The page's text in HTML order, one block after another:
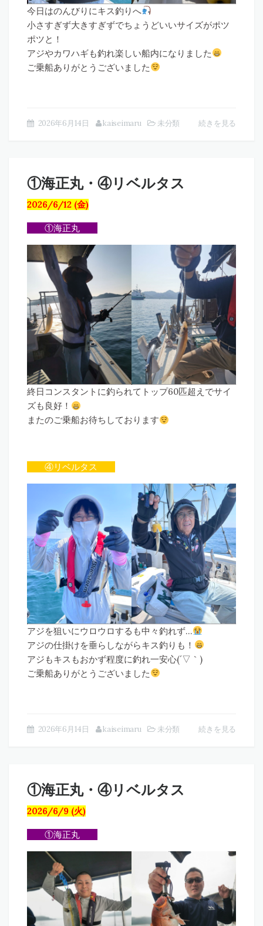
今日はのんびりにキス釣りへ
小さすぎず大きすぎずでちょうどいいサイズがポツ
ポツと！
アジやカワハギも釣れ楽しい船内になりました
ご乗船ありがとうございました
2026年6月14日 kaiseimaru 未分類 続きを見る
①海正丸・④リベルタス
2026/6/12 (金)
①海正丸
終日コンスタントに釣られてトップ60匹超えでサイ
ズも良好！
またのご乗船お待ちしております
④リベルタス
アジを狙いにウロウロするも中々釣れず…
アジの仕掛けを垂らしながらキス釣りも！
アジもキスもおかず程度に釣れ一安心(´▽｀)
ご乗船ありがとうございました
2026年6月14日 kaiseimaru 未分類 続きを見る
①海正丸・④リベルタス
2026/6/9 (火)
①海正丸